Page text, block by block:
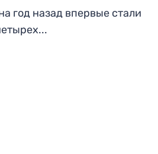
год назад впервые стали